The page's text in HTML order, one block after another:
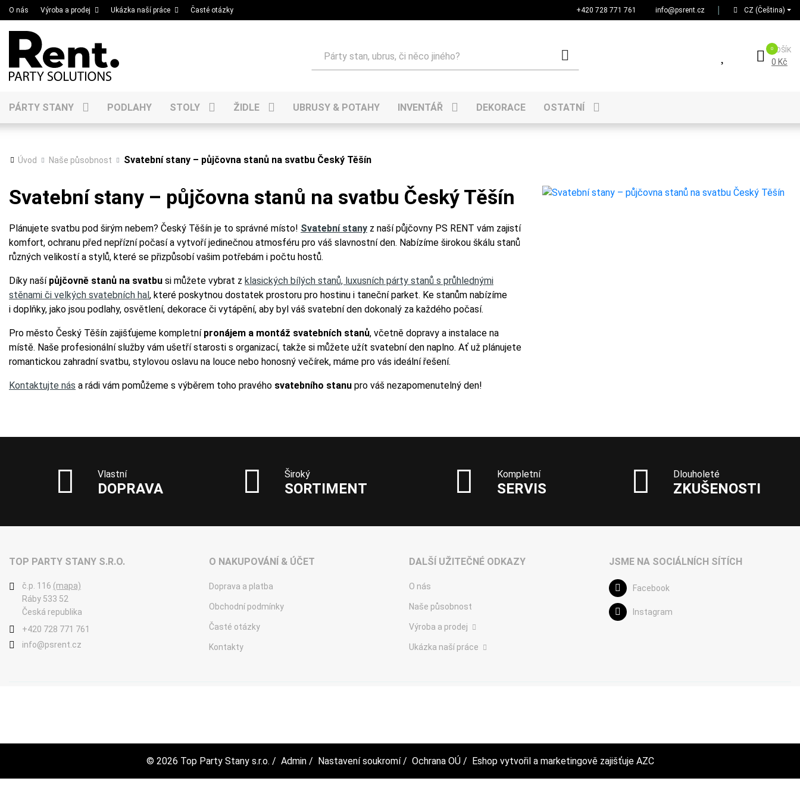
O nás Výroba a prodej Ukázka naší práce Časté otázky +420 728 771 761 info@psrent.cz CZ (Čeština)
KOŠÍK
0 Kč
PÁRTY STANY PODLAHY STOLY ŽIDLE UBRUSY & POTAHY INVENTÁŘ DEKORACE OSTATNÍ
Úvod Naše působnost Svatební stany – půjčovna stanů na svatbu Český Těšín
Svatební stany – půjčovna stanů na svatbu Český Těšín
Plánujete svatbu pod širým nebem? Český Těšín je to správné místo! Svatební stany z naší půjčovny PS RENT vám zajistí
komfort, ochranu před nepřízní počasí a vytvoří jedinečnou atmosféru pro váš slavnostní den. Nabízíme širokou škálu stanů
různých velikostí a stylů, které se přizpůsobí vašim potřebám i počtu hostů.
Díky naší půjčovně stanů na svatbu si můžete vybrat z klasických bílých stanů, luxusních párty stanů s průhlednými
stěnami či velkých svatebních hal, které poskytnou dostatek prostoru pro hostinu i taneční parket. Ke stanům nabízíme
i doplňky, jako jsou podlahy, osvětlení, dekorace či vytápění, aby byl váš svatební den dokonalý za každého počasí.
Pro město Český Těšín zajišťujeme kompletní pronájem a montáž svatebních stanů, včetně dopravy a instalace na
místě. Naše profesionální služby vám ušetří starosti s organizací, takže si můžete užít svatební den naplno. Ať už plánujete
romantickou zahradní svatbu, stylovou oslavu na louce nebo honosný večírek, máme pro vás ideální řešení.
Kontaktujte nás a rádi vám pomůžeme s výběrem toho pravého svatebního stanu pro váš nezapomenutelný den!
Vlastní
DOPRAVA
Široký
SORTIMENT
Kompletní
SERVIS
Dlouholeté
ZKUŠENOSTI
TOP PARTY STANY S.R.O.
č.p. 116 (mapa)
Ráby 533 52
Česká republika
+420 728 771 761
info@psrent.cz
O NAKUPOVÁNÍ & ÚČET
Doprava a platba
Obchodní podmínky
Časté otázky
Kontakty
DALŠÍ UŽITEČNÉ ODKAZY
O nás
Naše působnost
Výroba a prodej
Ukázka naší práce
JSME NA SOCIÁLNÍCH SÍTÍCH
Facebook
Instagram
© 2026 Top Party Stany s.r.o. / Admin/ Nastavení soukromí/ Ochrana OÚ/ Eshop vytvořil a marketingově zajišťuje AZC